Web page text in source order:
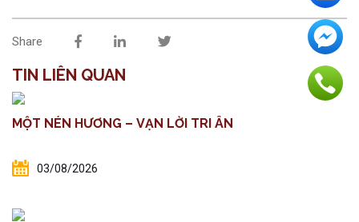
Share
TIN LIÊN QUAN
MỘT NÉN HƯƠNG – VẠN LỜI TRI ÂN
03/08/2026